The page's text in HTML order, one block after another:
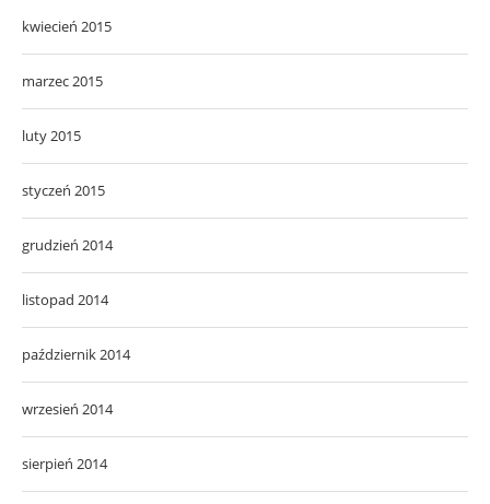
kwiecień 2015
marzec 2015
luty 2015
styczeń 2015
grudzień 2014
listopad 2014
październik 2014
wrzesień 2014
sierpień 2014